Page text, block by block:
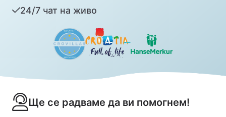
24/7 чат на живо
Ще се радваме да ви помогнем!